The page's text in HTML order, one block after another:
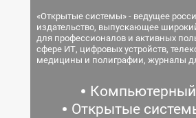
«Открытые системы» - ведущее
издательство, выпускающее
для профессионалов и активных
сфере ИТ, цифровых устройств,
медицины и полиграфии, журналы
Открытые